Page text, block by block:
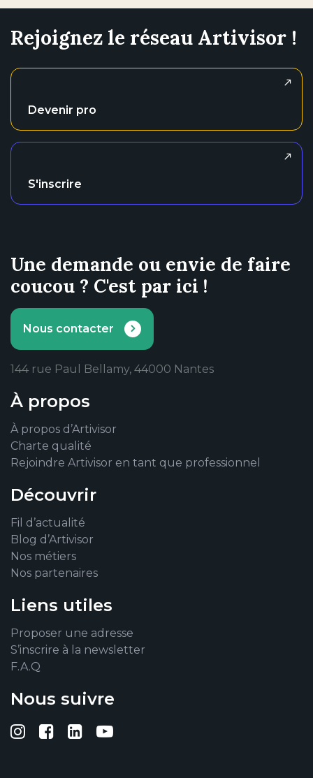
Rejoignez le réseau Artivisor !
Devenir pro
S'inscrire
Une demande ou envie de faire
coucou ? C'est par ici !
Nous contacter
144 rue Paul Bellamy, 44000 Nantes
À propos
À propos d’Artivisor
Charte qualité
Rejoindre Artivisor en tant que professionnel
Découvrir
Fil d’actualité
Blog d’Artivisor
Nos métiers
Nos partenaires
Liens utiles
Proposer une adresse
S’inscrire à la newsletter
F.A.Q
Nous suivre
Suivez-nous sur Instagram
Suivez-nous sur Facebook
Suivez-nous sur Linkedin
Suivez-nous sur